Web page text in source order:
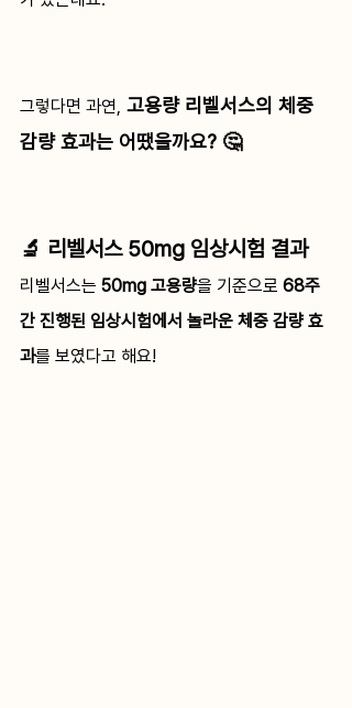
그렇다면 과연, 고용량 리벨서스의 체중
감량 효과는 어땠을까요? 🤔
🔬 리벨서스 50mg 임상시험 결과
리벨서스는 50mg 고용량을 기준으로 68주
간 진행된 임상시험에서 놀라운 체중 감량 효
과를 보였다고 해요!